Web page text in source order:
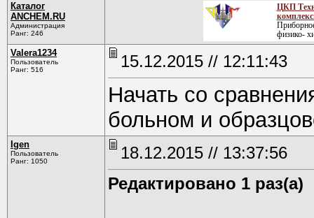
Каталог
ANCHEM.RU
Администрация
Ранг: 246
ЦКП
физико-
Valera1234
Пользователь
Ранг: 516
15.12.2015 // 12:11:43
Начать со
больном и
Igen
Пользователь
Ранг: 1050
18.12.2015 // 13:37:56
Редактировано 1 раз(а)